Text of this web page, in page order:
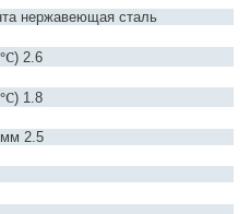
нержавеющая сталь
℃) 2.6
℃) 1.8
2.5